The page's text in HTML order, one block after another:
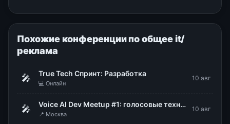
Похожие конференции по общее it/
реклама
🎤 True Tech Спринт: Разработка
💻 Онлайн
10 авг
🎤 Voice AI Dev Meetup #1: голосовые технологии в продакшене
📍 Москва
10 авг